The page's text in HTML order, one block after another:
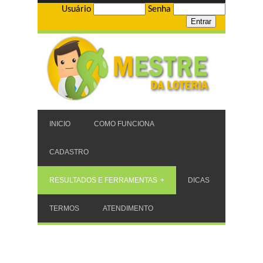
Usuário Senha
INICIO COMO FUNCIONA
CADASTRO
RESULTADOS E FERRAMENTAS DICAS
TERMOS ATENDIMENTO